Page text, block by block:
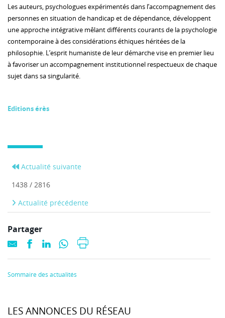
Les auteurs, psychologues expérimentés dans l’accompagnement des
personnes en situation de handicap et de dépendance, développent
une approche intégrative mêlant différents courants de la psychologie
contemporaine à des considérations éthiques héritées de la
philosophie. L’esprit humaniste de leur démarche vise en premier lieu
à favoriser un accompagnement institutionnel respectueux de chaque
sujet dans sa singularité.
Editions érès
Actualité suivante
1438 / 2816
Actualité précédente
Partager
Sommaire des actualités
LES ANNONCES DU RÉSEAU